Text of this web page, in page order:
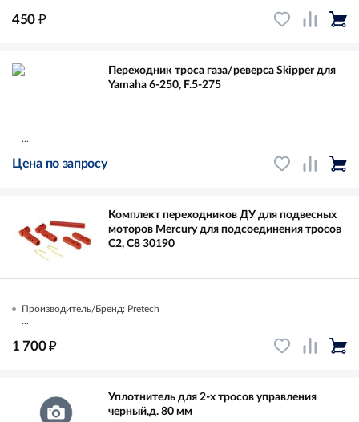
450 ₽
Переходник троса газа/реверса Skipper для
Yamaha 6-250, F.5-275
...
Цена по запросу
Комплект переходников ДУ для подвесных
моторов Mercury для подсоединения тросов
C2, C8 30190
Производитель/Бренд: Pretech
...
1 700₽
Уплотнитель для 2-х тросов управления
черный,д. 80 мм